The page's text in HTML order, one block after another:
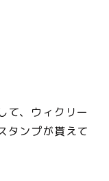
て、ウィクリー
タンプが貰えて